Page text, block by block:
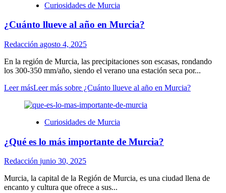
Curiosidades de Murcia
¿Cuánto llueve al año en Murcia?
Redacción agosto 4, 2025
En la región de Murcia, las precipitaciones son escasas, rondando
los 300-350 mm/año, siendo el verano una estación seca por...
Leer másLeer más sobre ¿Cuánto llueve al año en Murcia?
Curiosidades de Murcia
¿Qué es lo más importante de Murcia?
Redacción junio 30, 2025
Murcia, la capital de la Región de Murcia, es una ciudad llena de
encanto y cultura que ofrece a sus...